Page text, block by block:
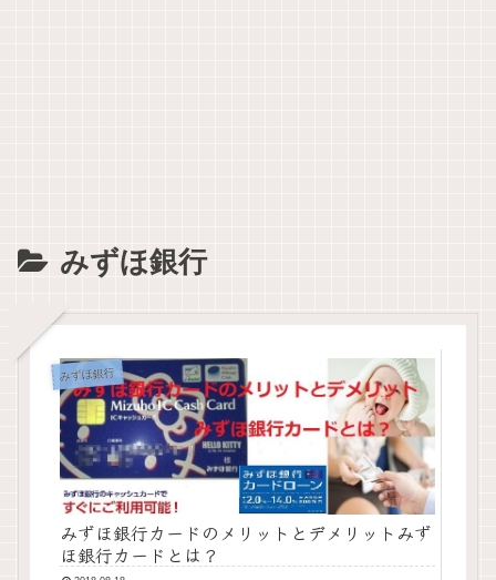
みずほ銀行
みずほ銀行
みずほ銀行カードのメリットとデメリットみず
ほ銀行カードとは？